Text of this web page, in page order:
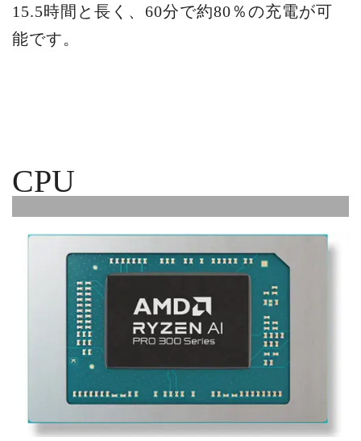
15.5時間と長く、60分で約80％の充電が可
能です。
CPU